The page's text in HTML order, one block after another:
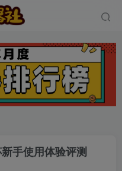
手使用体验评测